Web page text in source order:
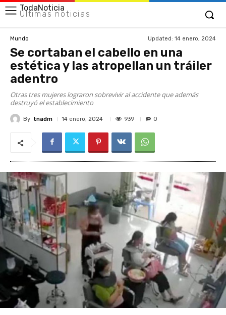
TodaNoticia
Últimas noticias
Mundo Updated: 14 enero, 2024
Se cortaban el cabello en una
estética y las atropellan un tráiler
adentro
Otras tres mujeres lograron sobrevivir al accidente que además
destruyó el establecimiento
By tnadm 14 enero, 2024 939 0